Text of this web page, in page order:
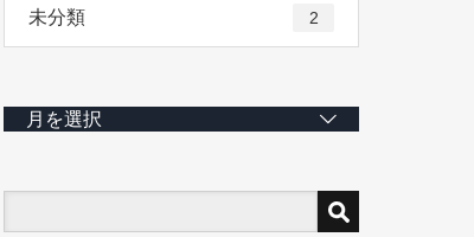
未分類 2
月を選択